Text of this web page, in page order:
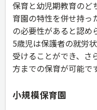
保育と幼児期教育のど
育園の特性を併せ持っ
の必要性があると認め
5歳児は保護者の就労
受けることができ、さ
方までの保育が可能で
小規模保育園